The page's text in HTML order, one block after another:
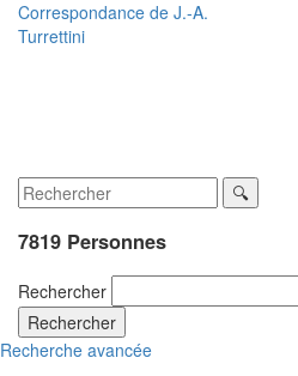
Correspondance de J.-A.
Turrettini
7819 Personnes
Rechercher
Rechercher
Recherche avancée